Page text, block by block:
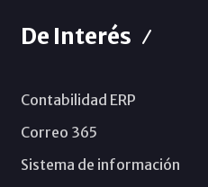
De Interés
Contabilidad ERP
Correo 365
Sistema de información